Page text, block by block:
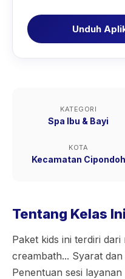
Unduh
KATEGORI
Spa Ibu & Bayi
KOTA
Kecamatan Cipondoh
Tentang Kelas Ini
Paket kids ini terdiri
creambath... Syarat
⁠Penentuan sesi